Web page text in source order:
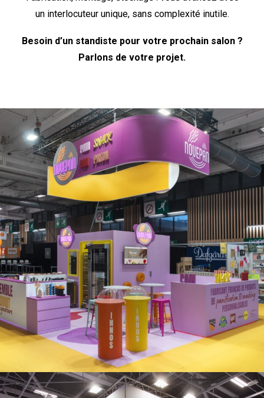
un interlocuteur unique, sans complexité inutile.
Besoin d’un standiste pour votre prochain salon ?
Parlons de votre projet.